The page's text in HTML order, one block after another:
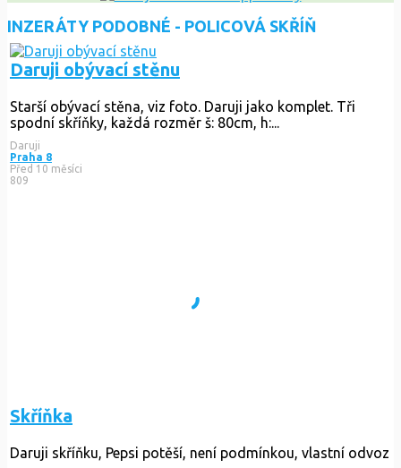
INZERÁTY PODOBNÉ - POLICOVÁ SKŘÍŇ
Daruji obývací stěnu
Starší obývací stěna, viz foto. Daruji jako komplet. Tři
spodní skříňky, každá rozměr š: 80cm, h:...
Daruji
Praha 8
Před 10 měsíci
809
Skříňka
Daruji skříňku, Pepsi potěší, není podmínkou, vlastní odvoz